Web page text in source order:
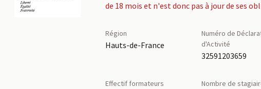
de 18 mois et n'est donc pas à jour de ses
Région
Hauts-de-France
Numéro de
d'Activité
32591203659
Effectif formateurs
Nombre de